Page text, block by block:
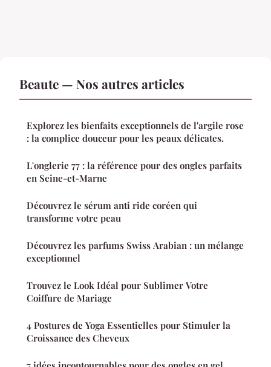
Beaute — Nos autres articles
Explorez les bienfaits exceptionnels de l'argile rose
: la complice douceur pour les peaux délicates.
L'onglerie 77 : la référence pour des ongles parfaits
en Seine-et-Marne
Découvrez le sérum anti ride coréen qui
transforme votre peau
Découvrez les parfums Swiss Arabian : un mélange
exceptionnel
Trouvez le Look Idéal pour Sublimer Votre
Coiffure de Mariage
4 Postures de Yoga Essentielles pour Stimuler la
Croissance des Cheveux